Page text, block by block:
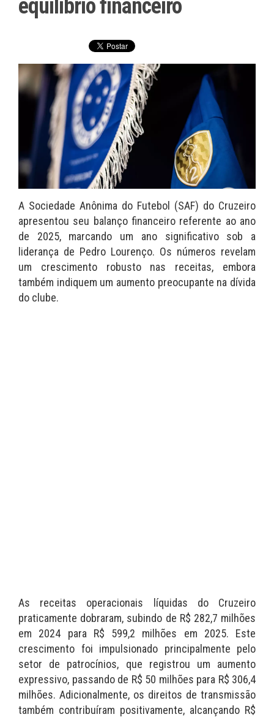
equilíbrio financeiro
A Sociedade Anônima do Futebol (SAF) do Cruzeiro
apresentou seu balanço financeiro referente ao ano
de 2025, marcando um ano significativo sob a
liderança de Pedro Lourenço. Os números revelam
um crescimento robusto nas receitas, embora
também indiquem um aumento preocupante na dívida
do clube.
As receitas operacionais líquidas do Cruzeiro
praticamente dobraram, subindo de R$ 282,7 milhões
em 2024 para R$ 599,2 milhões em 2025. Este
crescimento foi impulsionado principalmente pelo
setor de patrocínios, que registrou um aumento
expressivo, passando de R$ 50 milhões para R$ 306,4
milhões. Adicionalmente, os direitos de transmissão
também contribuíram positivamente, alcançando R$